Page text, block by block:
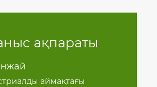
ақпараты
аймақтағы